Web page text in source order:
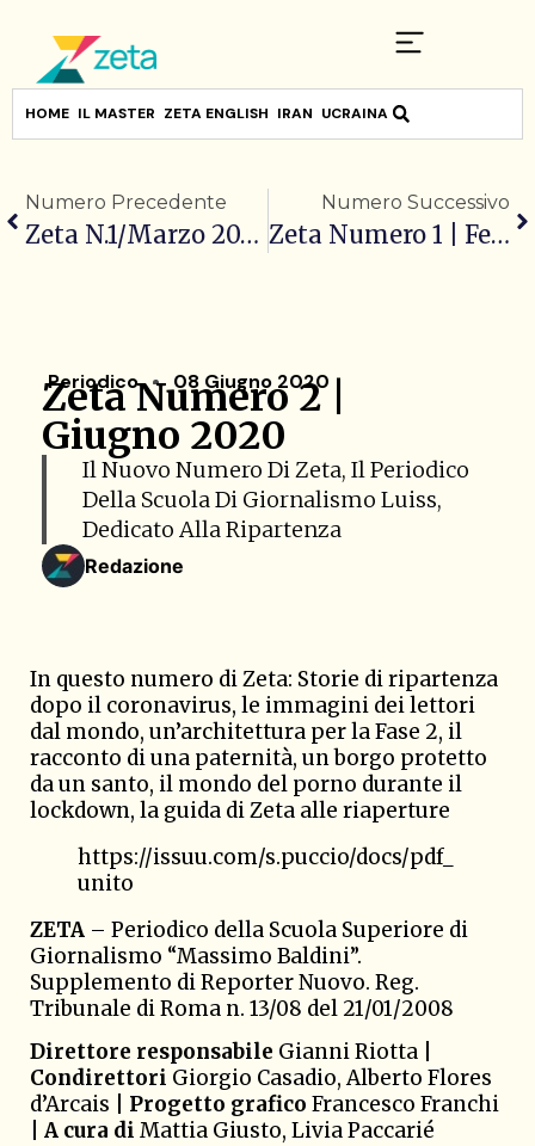
HOME IL MASTER ZETA ENGLISH IRAN UCRAINA
Numero Precedente
Zeta N.1/marzo 2020
Numero Successivo
Zeta Numero 1 | Febbraio 2021
Periodico 08 Giugno 2020
Zeta Numero 2 |
Giugno 2020
Il Nuovo Numero Di Zeta, Il Periodico
Della Scuola Di Giornalismo Luiss,
Dedicato Alla Ripartenza
Redazione
In questo numero di Zeta: Storie di ripartenza
dopo il coronavirus, le immagini dei lettori
dal mondo, un’architettura per la Fase 2, il
racconto di una paternità, un borgo protetto
da un santo, il mondo del porno durante il
lockdown, la guida di Zeta alle riaperture
https://issuu.com/s.puccio/docs/pdf_
unito
ZETA – Periodico della Scuola Superiore di
Giornalismo “Massimo Baldini”.
Supplemento di Reporter Nuovo. Reg.
Tribunale di Roma n. 13/08 del 21/01/2008
Direttore responsabile Gianni Riotta |
Condirettori Giorgio Casadio, Alberto Flores
d’Arcais | Progetto grafico Francesco Franchi
A cura di Mattia Giusto, Livia Paccarié